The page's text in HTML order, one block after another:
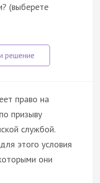
(выберете
право на
призыву
службой.
этого условия
они